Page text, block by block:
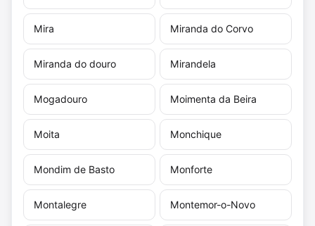
Mira Miranda do Corvo
Miranda do douro Mirandela
Mogadouro Moimenta da Beira
Moita Monchique
Mondim de Basto Monforte
Montalegre Montemor-o-Novo